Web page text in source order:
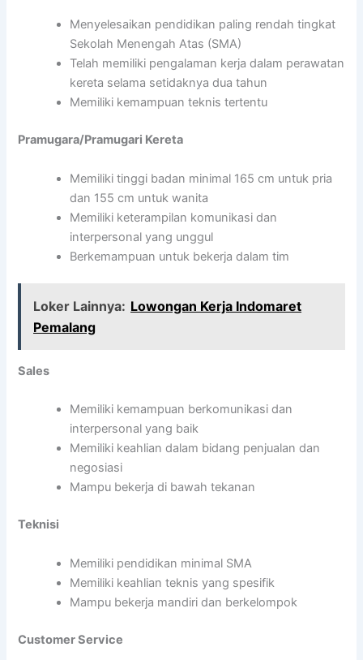
Menyelesaikan pendidikan paling rendah tingkat
Sekolah Menengah Atas (SMA)
Telah memiliki pengalaman kerja dalam perawatan
kereta selama setidaknya dua tahun
Memiliki kemampuan teknis tertentu
Pramugara/Pramugari Kereta
Memiliki tinggi badan minimal 165 cm untuk pria
dan 155 cm untuk wanita
Memiliki keterampilan komunikasi dan
interpersonal yang unggul
Berkemampuan untuk bekerja dalam tim
Loker Lainnya: Lowongan Kerja Indomaret
Pemalang
Sales
Memiliki kemampuan berkomunikasi dan
interpersonal yang baik
Memiliki keahlian dalam bidang penjualan dan
negosiasi
Mampu bekerja di bawah tekanan
Teknisi
Memiliki pendidikan minimal SMA
Memiliki keahlian teknis yang spesifik
Mampu bekerja mandiri dan berkelompok
Customer Service